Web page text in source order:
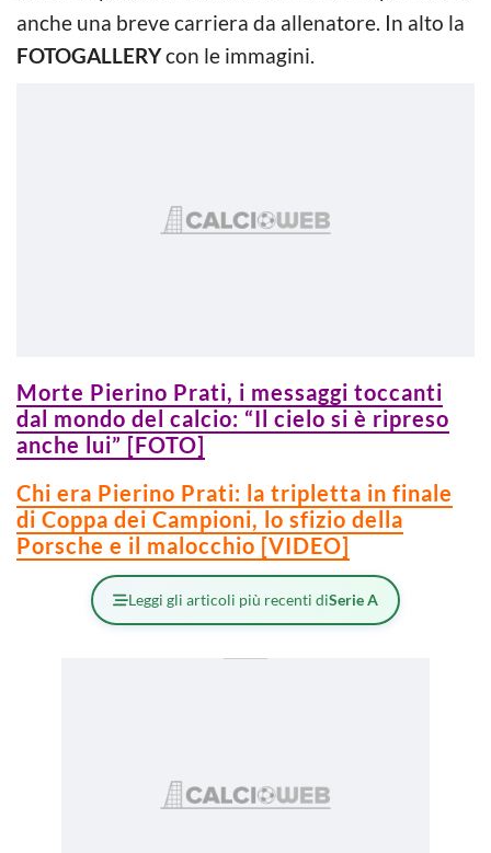
anche una breve carriera da allenatore. In alto la
FOTOGALLERYcon le immagini.
Morte Pierino Prati, i messaggi toccanti
dal mondo del calcio: “Il cielo si è ripreso
anche lui” [FOTO]
Chi era Pierino Prati: la tripletta in finale
di Coppa dei Campioni, lo sfizio della
Porsche e il malocchio [VIDEO]
Leggi gli articoli più recenti diSerie A